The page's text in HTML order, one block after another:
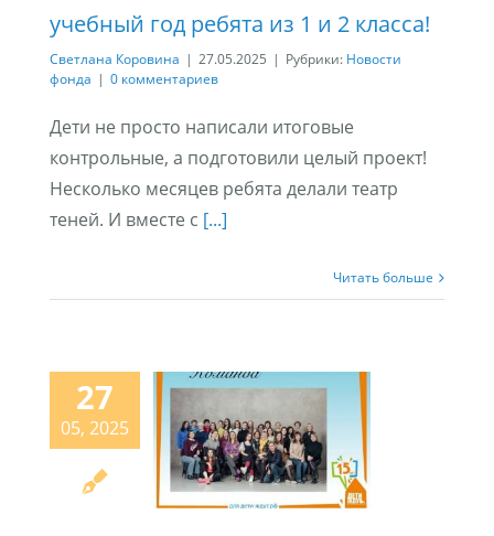
учебный год ребята из 1 и 2 класса!
Светлана Коровина | 27.05.2025 | Рубрики: Новости
фонда | 0 комментариев
Дети не просто написали итоговые
контрольные, а подготовили целый проект!
Несколько месяцев ребята делали театр
теней. И вместе с [...]
Читать больше
27
05, 2025
15 лет?
Благотворительному
фонду «Дети
ждут»